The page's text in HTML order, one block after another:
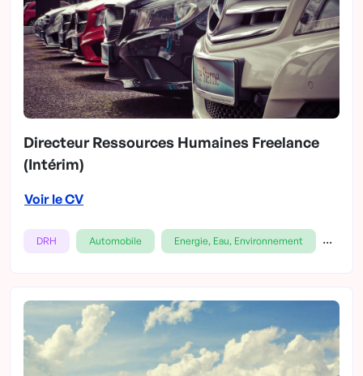
Directeur Ressources Humaines Freelance
(Intérim)
Voir le CV
DRH Automobile Energie, Eau, Environnement ...